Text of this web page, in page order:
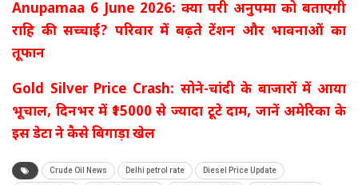
Anupamaa 6 June 2026: क्या परी अनुपमा को बताएगी
राहि की सच्चाई? परिवार में बढ़ते टेंशन और भावनाओं का
तूफान
Gold Silver Price Crash: सोने-चांदी के बाजारों में आया
भूचाल, दिनभर में ₹15000 से ज्यादा टूटे दाम, जानें अमेरिका के
इस डेटा ने कैसे बिगाड़ा खेल
Crude Oil News Delhi petrol rate Diesel Price Update